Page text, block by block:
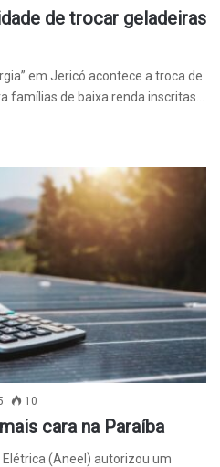
de trocar geladeiras
em Jericó acontece a troca de
famílias de baixa renda inscritas…
10
cara na Paraíba
(Aneel) autorizou um